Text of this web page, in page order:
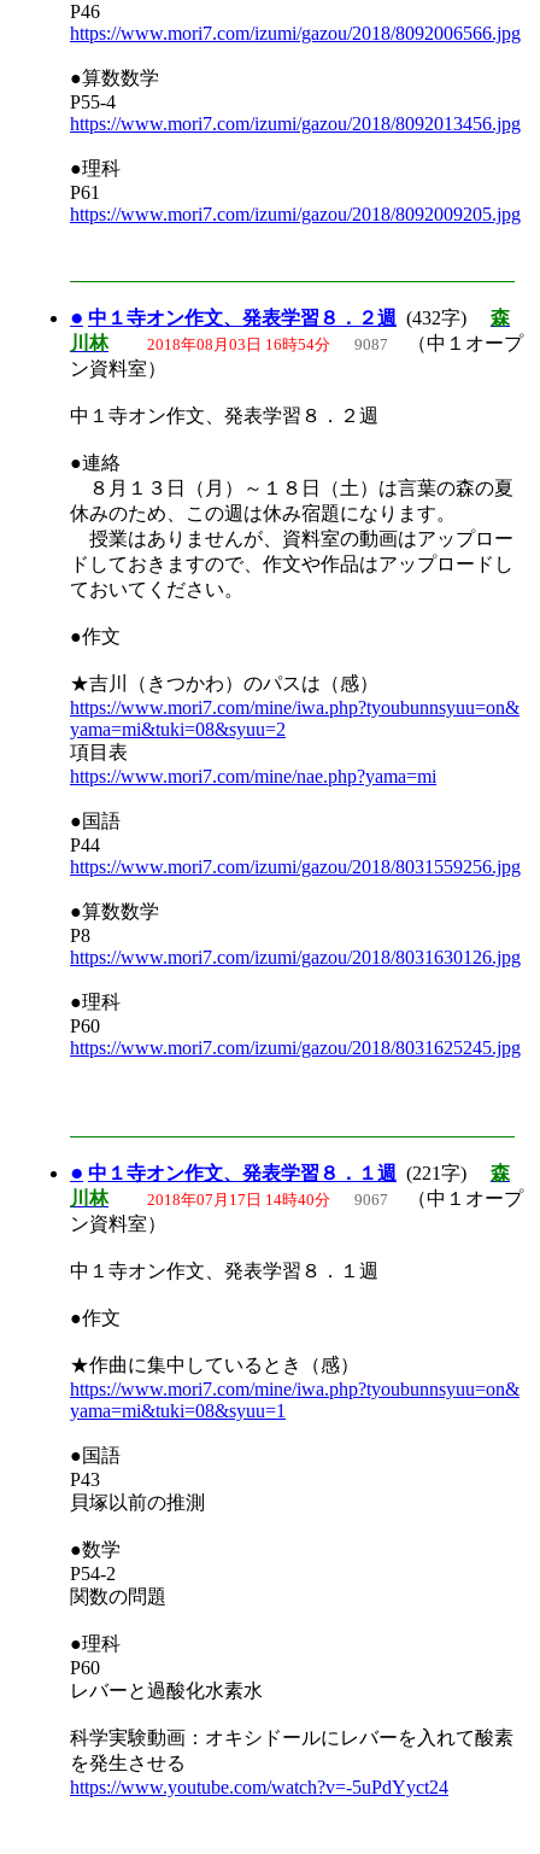
P46
https://www.mori7.com/izumi/gazou/2018/8092006566.jpg
●算数数学
P55-4
https://www.mori7.com/izumi/gazou/2018/8092013456.jpg
●理科
P61
https://www.mori7.com/izumi/gazou/2018/8092009205.jpg
● 中１寺オン作文、発表学習８．２週 (432字) 森
川林
2018年08月03日 16時54分 9087
（中１オープ
ン資料室）
中１寺オン作文、発表学習８．２週
●連絡
８月１３日（月）～１８日（土）は言葉の森の夏
休みのため、この週は休み宿題になります。
授業はありませんが、資料室の動画はアップロー
ドしておきますので、作文や作品はアップロードし
ておいてください。
●作文
★吉川（きつかわ）のパスは（感）
https://www.mori7.com/mine/iwa.php?tyoubunnsyuu=on&
yama=mi&tuki=08&syuu=2
項目表
https://www.mori7.com/mine/nae.php?yama=mi
●国語
P44
https://www.mori7.com/izumi/gazou/2018/8031559256.jpg
●算数数学
P8
https://www.mori7.com/izumi/gazou/2018/8031630126.jpg
●理科
P60
https://www.mori7.com/izumi/gazou/2018/8031625245.jpg
● 中１寺オン作文、発表学習８．１週 (221字) 森
川林
2018年07月17日 14時40分 9067
（中１オープ
ン資料室）
中１寺オン作文、発表学習８．１週
●作文
★作曲に集中しているとき（感）
https://www.mori7.com/mine/iwa.php?tyoubunnsyuu=on&
yama=mi&tuki=08&syuu=1
●国語
P43
貝塚以前の推測
●数学
P54-2
関数の問題
●理科
P60
レバーと過酸化水素水
科学実験動画：オキシドールにレバーを入れて酸素
を発生させる
https://www.youtube.com/watch?v=-5uPdYyct24